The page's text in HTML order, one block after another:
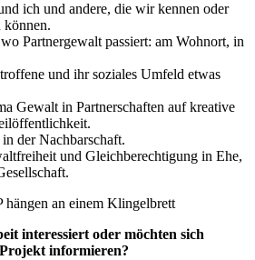
ich und andere, die wir kennen oder
können.
Partnergewalt passiert: am Wohnort, in
und ihr soziales Umfeld etwas
Gewalt in Partnerschaften auf kreative
der Nachbarschaft.
und Gleichberechtigung in Ehe,
interessiert oder möchten sich
informieren?